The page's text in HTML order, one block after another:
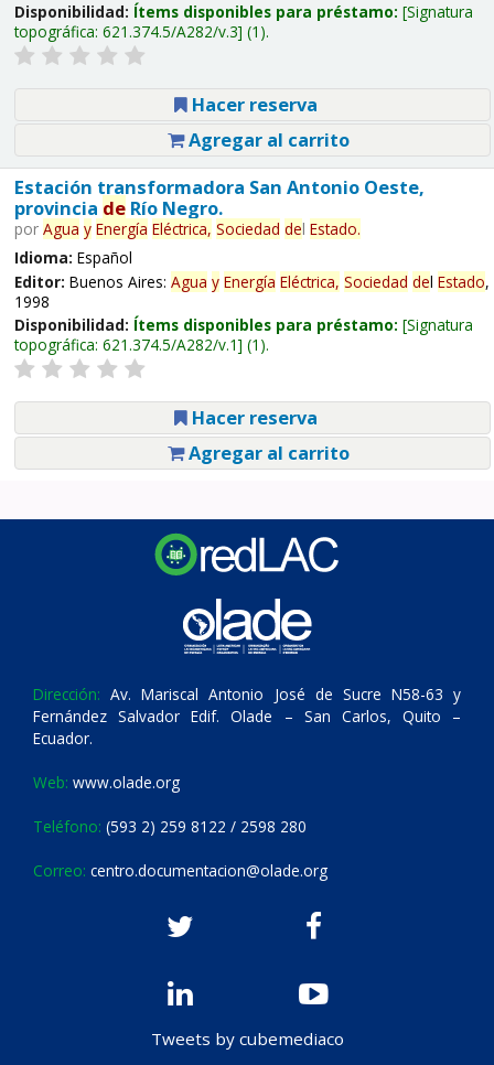
Disponibilidad: Ítems disponibles para préstamo: Signatura
topográfica: 621.374.5/A282/v.3 (1).
Hacer reserva
Agregar al carrito
Estación transformadora San Antonio Oeste,
provincia deRío Negro.
por Agua y Energía Eléctrica, Sociedad del Estado.
Idioma: Español
Editor: Buenos Aires: Agua y Energía Eléctrica, Sociedad del Estado,
1998
Disponibilidad: Ítems disponibles para préstamo: Signatura
topográfica: 621.374.5/A282/v.1 (1).
Hacer reserva
Agregar al carrito
Dirección: Av. Mariscal Antonio José de Sucre N58-63 y
Fernández Salvador Edif. Olade – San Carlos, Quito –
Ecuador.
Web: www.olade.org
Teléfono: (593 2) 259 8122 / 2598 280
Correo: centro.documentacion@olade.org
Tweets by cubemediaco